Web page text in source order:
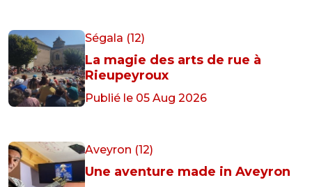
Ségala (12)
La magie des arts de rue à
Rieupeyroux
Publié le 05 Aug 2026
Aveyron (12)
Une aventure made in Aveyron